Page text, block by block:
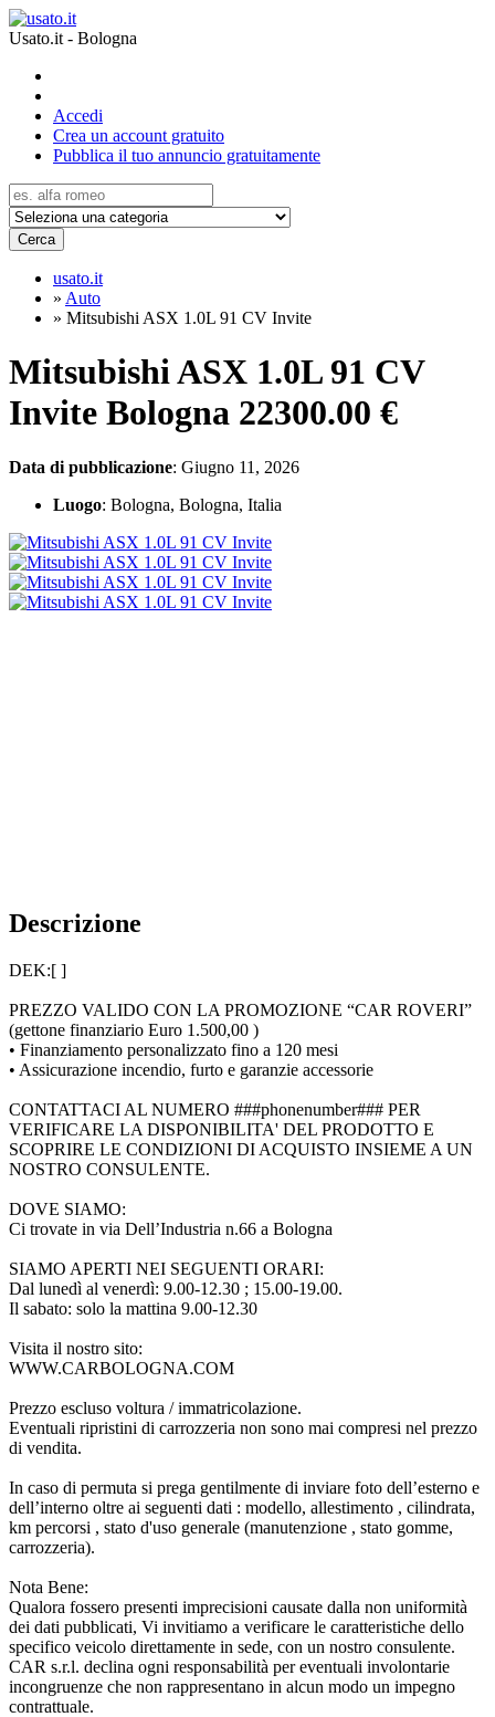
Usato.it - Bologna
Accedi
Crea un account gratuito
Pubblica il tuo annuncio gratuitamente
Cerca
usato.it
» Auto
» Mitsubishi ASX 1.0L 91 CV Invite
Mitsubishi ASX 1.0L 91 CV
Invite Bologna 22300.00 €
Data di pubblicazione: Giugno 11, 2026
Luogo: Bologna, Bologna, Italia
Descrizione
DEK:[ ]
PREZZO VALIDO CON LA PROMOZIONE “CAR ROVERI”
(gettone finanziario Euro 1.500,00 )
• Finanziamento personalizzato fino a 120 mesi
• Assicurazione incendio, furto e garanzie accessorie
CONTATTACI AL NUMERO ###phonenumber### PER
VERIFICARE LA DISPONIBILITA' DEL PRODOTTO E
SCOPRIRE LE CONDIZIONI DI ACQUISTO INSIEME A UN
NOSTRO CONSULENTE.
DOVE SIAMO:
Ci trovate in via Dell’Industria n.66 a Bologna
SIAMO APERTI NEI SEGUENTI ORARI:
Dal lunedì al venerdì: 9.00-12.30 ; 15.00-19.00.
Il sabato: solo la mattina 9.00-12.30
Visita il nostro sito:
WWW.CARBOLOGNA.COM
Prezzo escluso voltura / immatricolazione.
Eventuali ripristini di carrozzeria non sono mai compresi nel prezzo
di vendita.
In caso di permuta si prega gentilmente di inviare foto dell’esterno e
dell’interno oltre ai seguenti dati : modello, allestimento , cilindrata,
km percorsi , stato d'uso generale (manutenzione , stato gomme,
carrozzeria).
Nota Bene:
Qualora fossero presenti imprecisioni causate dalla non uniformità
dei dati pubblicati, Vi invitiamo a verificare le caratteristiche dello
specifico veicolo direttamente in sede, con un nostro consulente.
CAR s.r.l. declina ogni responsabilità per eventuali involontarie
incongruenze che non rappresentano in alcun modo un impegno
contrattuale.